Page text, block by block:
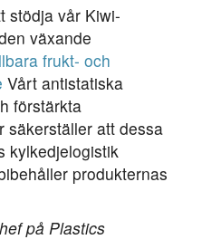
stödja vår Kiwi-
växande
frukt- och
Vårt antistatiska
förstärkta
säkerställer att dessa
kylkedjelogistik
produkternas
på Plastics